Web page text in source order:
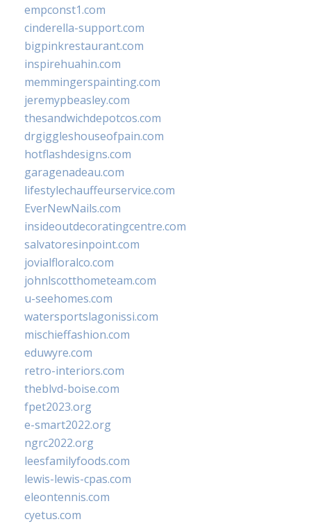
empconst1.com
cinderella-support.com
bigpinkrestaurant.com
inspirehuahin.com
memmingerspainting.com
jeremypbeasley.com
thesandwichdepotcos.com
drgiggleshouseofpain.com
hotflashdesigns.com
garagenadeau.com
lifestylechauffeurservice.com
EverNewNails.com
insideoutdecoratingcentre.com
salvatoresinpoint.com
jovialfloralco.com
johnlscotthometeam.com
u-seehomes.com
watersportslagonissi.com
mischieffashion.com
eduwyre.com
retro-interiors.com
theblvd-boise.com
fpet2023.org
e-smart2022.org
ngrc2022.org
leesfamilyfoods.com
lewis-lewis-cpas.com
eleontennis.com
cyetus.com